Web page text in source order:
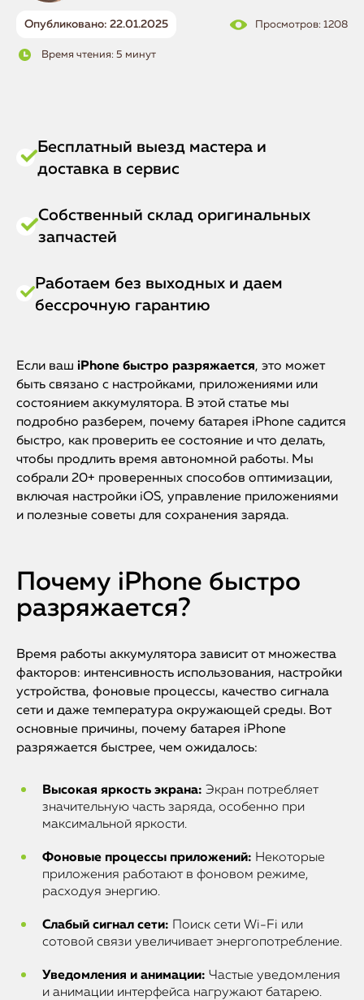
Опубликовано: 22.01.2025 Просмотров: 1208
Время чтения: 5 минут
Бесплатный выезд мастера и
доставка в сервис
Собственный склад оригинальных
запчастей
Работаем без выходных и даем
бессрочную гарантию
Если ваш iPhone быстро разряжается, это может
быть связано с настройками, приложениями или
состоянием аккумулятора. В этой статье мы
подробно разберем, почему батарея iPhone садится
быстро, как проверить ее состояние и что делать,
чтобы продлить время автономной работы. Мы
собрали 20+ проверенных способов оптимизации,
включая настройки iOS, управление приложениями
и полезные советы для сохранения заряда.
Почему iPhone быстро
разряжается?
Время работы аккумулятора зависит от множества
факторов: интенсивность использования, настройки
устройства, фоновые процессы, качество сигнала
сети и даже температура окружающей среды. Вот
основные причины, почему батарея iPhone
разряжается быстрее, чем ожидалось:
Высокая яркость экрана: Экран потребляет
значительную часть заряда, особенно при
максимальной яркости.
Фоновые процессы приложений: Некоторые
приложения работают в фоновом режиме,
расходуя энергию.
Слабый сигнал сети: Поиск сети Wi-Fi или
сотовой связи увеличивает энергопотребление.
Уведомления и анимации: Частые уведомления
и анимации интерфейса нагружают батарею.